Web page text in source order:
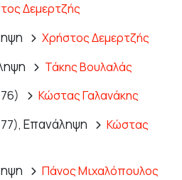
Δεμερτζής
Χρήστος Δεμερτζής
Τάκης Βουλαλάς
Κώστας Γαλανάκης
Επανάληψη
Κώστας
Πάνος Μιχαλόπουλος